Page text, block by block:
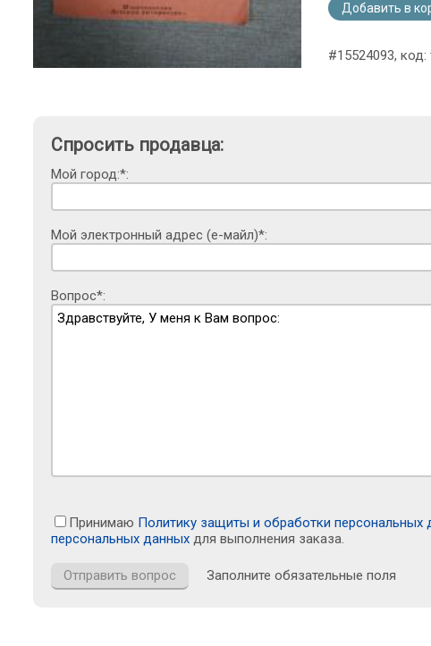
Добавить в
#15524093,
Спросить продавца:
Мой город:*:
Мой электронный адрес (е-майл)*:
Вопрос*:
Принимаю Политику защиты и обработки персональных
персональных данных для выполнения заказа.
Заполните обязательные поля